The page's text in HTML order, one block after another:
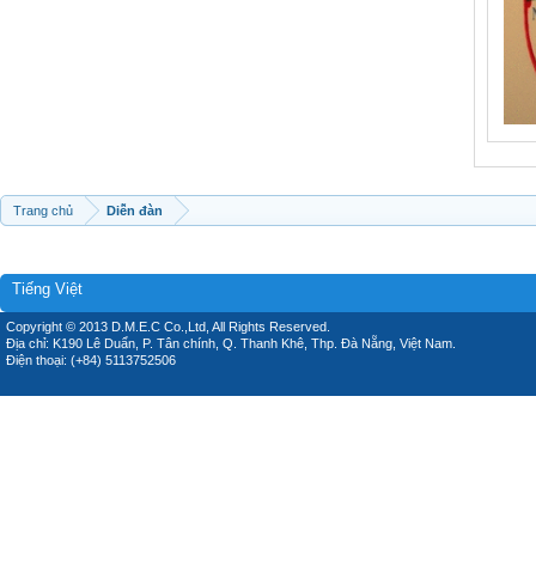
Trang chủ Diễn đàn
Tiếng Việt
Copyright © 2013 D.M.E.C Co.,Ltd, All Rights Reserved.
Địa chỉ: K190 Lê Duẩn, P. Tân chính, Q. Thanh Khê, Thp. Đà Nẵng, Việt Nam.
Điện thoại: (+84) 5113752506